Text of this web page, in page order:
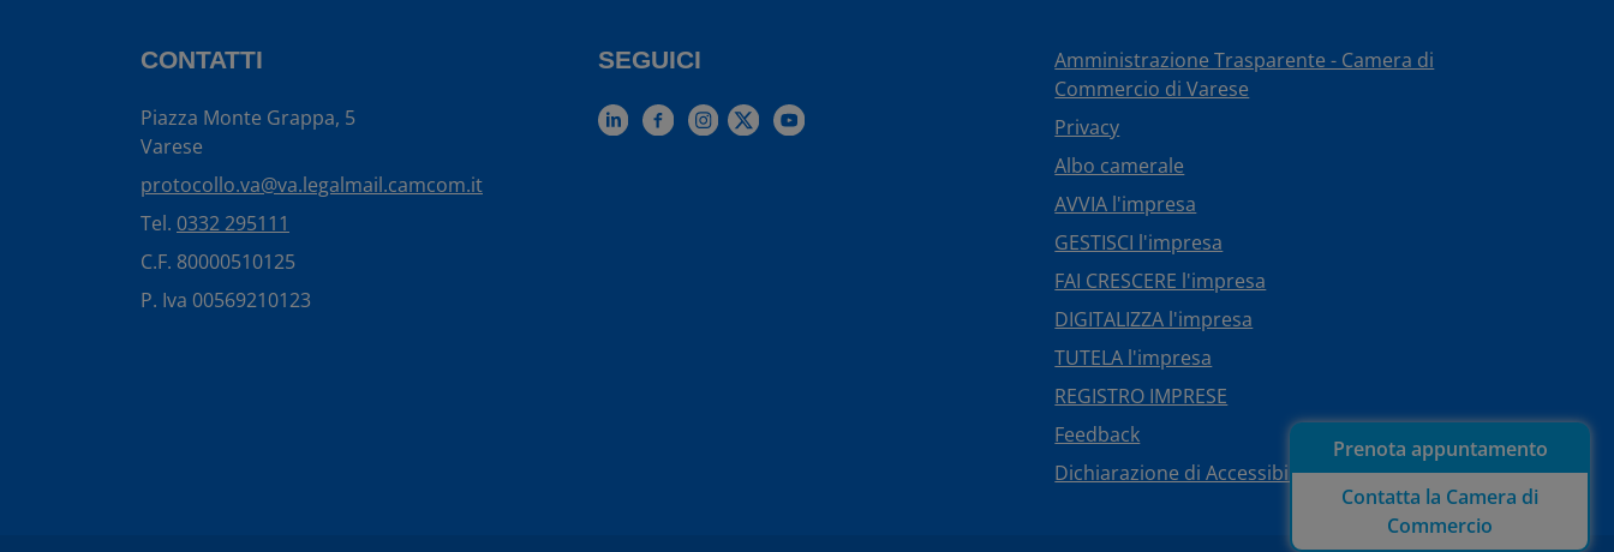
Prenota appuntamento
Contatta la Camera di
Commercio
CONTATTI
Piazza Monte Grappa, 5
Varese
protocollo.va@va.legalmail.camcom.it
Tel. 0332 295111
C.F. 80000510125
P. Iva 00569210123
SEGUICI
Amministrazione Trasparente - Camera di
Commercio di Varese
Privacy
Albo camerale
AVVIA l'impresa
GESTISCI l'impresa
FAI CRESCERE l'impresa
DIGITALIZZA l'impresa
TUTELA l'impresa
REGISTRO IMPRESE
Feedback
Dichiarazione di Accessibilità